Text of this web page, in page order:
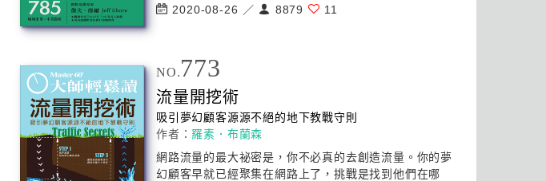
2020-08-26 ／ 8879 11
NO.773
流量開挖術
吸引夢幻顧客源源不絕的地下教戰守則
作者： 羅素．布蘭森
網路流量的最大祕密是，你不必真的去創造流量。你的夢
幻顧客早就已經聚集在網路上了，挑戰是找到他們在哪